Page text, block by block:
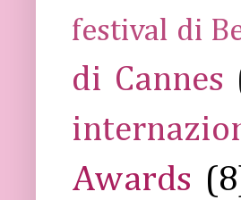
festival di
di Cannes
Awards